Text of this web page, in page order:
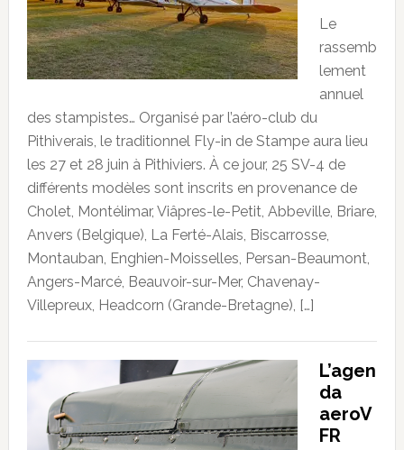
Le
rassemb
lement
annuel
des stampistes… Organisé par l’aéro-club du
Pithiverais, le traditionnel Fly-in de Stampe aura lieu
les 27 et 28 juin à Pithiviers. À ce jour, 25 SV-4 de
différents modèles sont inscrits en provenance de
Cholet, Montélimar, Viâpres-le-Petit, Abbeville, Briare,
Anvers (Belgique), La Ferté-Alais, Biscarrosse,
Montauban, Enghien-Moisselles, Persan-Beaumont,
Angers-Marcé, Beauvoir-sur-Mer, Chavenay-
Villepreux, Headcorn (Grande-Bretagne), […]
L’agen
da
aeroV
FR